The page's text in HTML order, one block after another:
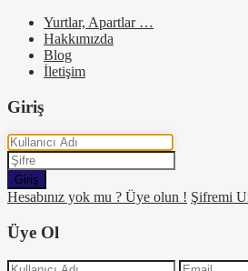
Yurtlar, Apartlar …
Hakkımızda
Blog
İletişim
Giriş
Giriş
Hesabınız yok mu ? Üye olun ! Şifremi
Üye Ol